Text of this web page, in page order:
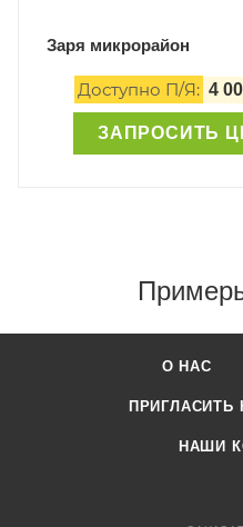
Заря микрорайон
Доступно П/Я: 4
ЗАПРОСИТЬ
Примеры
О НАС
ПРИГЛАСИТЬ
НАШИ